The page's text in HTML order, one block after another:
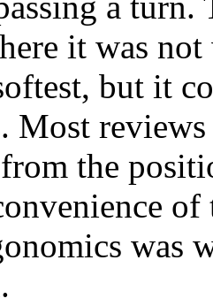
it was
but it
Most reviews
the
was